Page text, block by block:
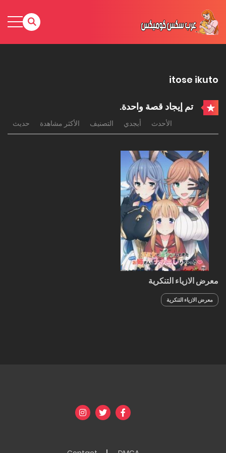
itose ikuto
تم إيجاد قصة واحدة.
الأحدث أبجدي التصنيف الأكثر مشاهدة حديث
معرض الازياء التنكرية
معرض الازياء التنكرية